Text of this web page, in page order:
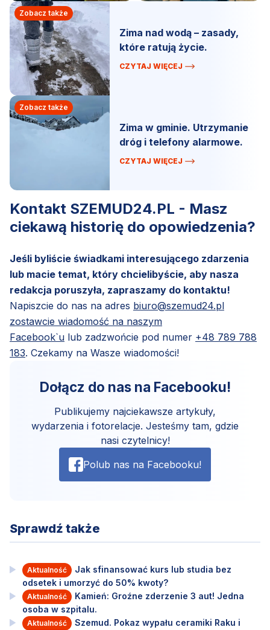
Zobacz także
Zima nad wodą – zasady,
które ratują życie.
CZYTAJ WIĘCEJ
Zobacz także
Zima w gminie. Utrzymanie
dróg i telefony alarmowe.
CZYTAJ WIĘCEJ
Kontakt SZEMUD24.PL - Masz
ciekawą historię do opowiedzenia?
Jeśli byliście świadkami interesującego zdarzenia
lub macie temat, który chcielibyście, aby nasza
redakcja poruszyła, zapraszamy do kontaktu!
Napiszcie do nas na adres biuro@szemud24.pl
zostawcie wiadomość na naszym
Facebook`u lub zadzwońcie pod numer +48 789 788
183. Czekamy na Wasze wiadomości!
Dołącz do nas na Facebooku!
Publikujemy najciekawsze artykuły,
wydarzenia i fotorelacje. Jesteśmy tam, gdzie
nasi czytelnicy!
Polub nas na Facebooku!
Sprawdź także
Aktualność
Jak sfinansować kurs lub studia bez
odsetek i umorzyć do 50% kwoty?
Aktualność
Kamień: Groźne zderzenie 3 aut! Jedna
osoba w szpitalu.
Aktualność
Szemud. Pokaz wypału ceramiki Raku i